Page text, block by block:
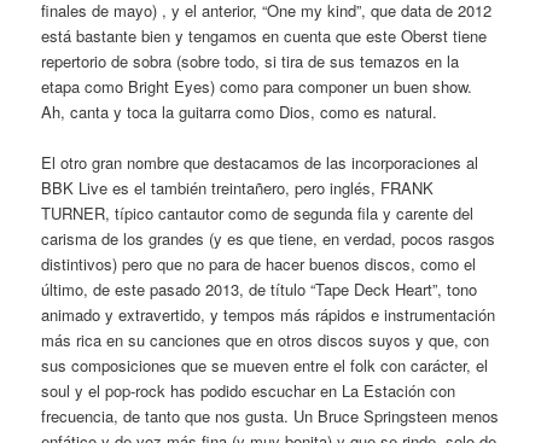
finales de mayo) , y el anterior, “One my kind”, que data de 2012
está bastante bien y tengamos en cuenta que este Oberst tiene
repertorio de sobra (sobre todo, si tira de sus temazos en la
etapa como Bright Eyes) como para componer un buen show.
Ah, canta y toca la guitarra como Dios, como es natural.
El otro gran nombre que destacamos de las incorporaciones al
BBK Live es el también treintañero, pero inglés, FRANK
TURNER, típico cantautor como de segunda fila y carente del
carisma de los grandes (y es que tiene, en verdad, pocos rasgos
distintivos) pero que no para de hacer buenos discos, como el
último, de este pasado 2013, de título “Tape Deck Heart”, tono
animado y extravertido, y tempos más rápidos e instrumentación
más rica en su canciones que en otros discos suyos y que, con
sus composiciones que se mueven entre el folk con carácter, el
soul y el pop-rock has podido escuchar en La Estación con
frecuencia, de tanto que nos gusta. Un Bruce Springsteen menos